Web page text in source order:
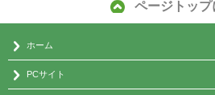
ページトップ
ホーム
PCサイト